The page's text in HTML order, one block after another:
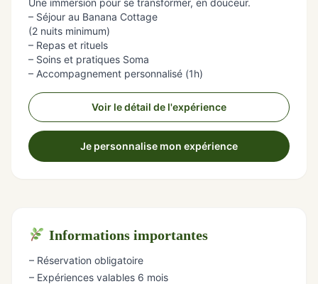
– Séjour au Banana Cottage
(2 nuits minimum)
– Repas et rituels
– Soins et pratiques Soma
– Accompagnement personnalisé (1h)
Voir le détail de l'expérience
Je personnalise mon expérience
Informations importantes
– Réservation obligatoire
– Expériences valables 6 mois